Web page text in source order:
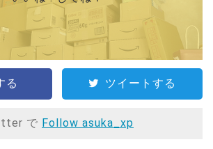
る ツイートする
で Follow asuka_xp